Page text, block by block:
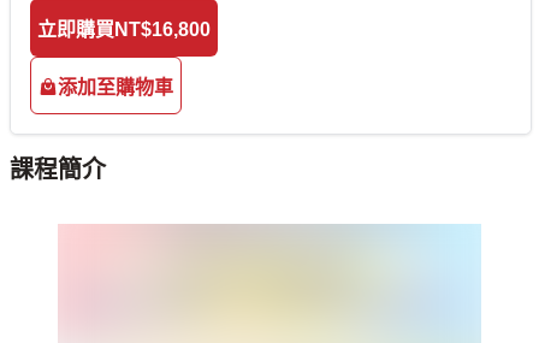
立即購買 NT$16,800
添加至購物車
課程簡介